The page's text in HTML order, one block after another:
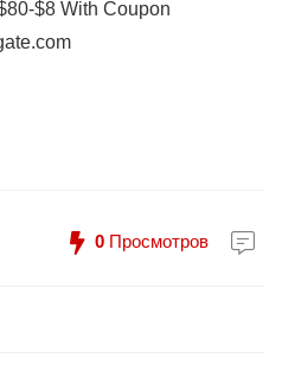
$8 With Coupon
0 Просмотров